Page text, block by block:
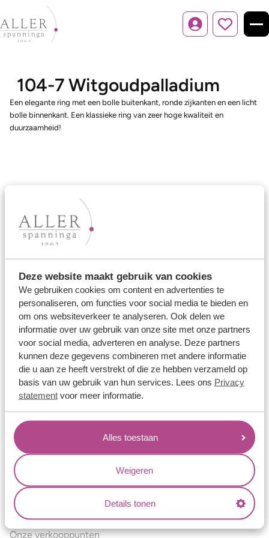
Deze website maakt gebruik van cookies
We gebruiken cookies om content en advertenties te
personaliseren, om functies voor social media te bieden en
om ons websiteverkeer te analyseren. Ook delen we
informatie over uw gebruik van onze site met onze partners
voor social media, adverteren en analyse. Deze partners
kunnen deze gegevens combineren met andere informatie
die u aan ze heeft verstrekt of die ze hebben verzameld op
basis van uw gebruik van hun services. Lees ons Privacy
statementvoor meer informatie.
Alles toestaan
Weigeren
Details tonen
Inloggen
104-7 Witgoudpalladium
Een elegante ring met een bolle buitenkant, ronde zijkanten en een licht
bolle binnenkant. Een klassieke ring van zeer hoge kwaliteit en
duurzaamheid!
Ons aanbod
Trouwringen
Verlovingsringen
Vriendschapsringen
Over ons
Aller Spanninga
Historie
Certificaten
Blogs
Jouw voordelen
Conflictvrije Materialen
Oneindig veel mogelijkheden
Kwaliteit
Juweliers & Contact
Onze verkooppunten